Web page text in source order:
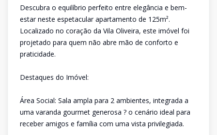
Descubra o equilíbrio perfeito entre elegância e bem-
estar neste espetacular apartamento de 125m².
Localizado no coração da Vila Oliveira, este imóvel foi
projetado para quem não abre mão de conforto e
praticidade.
Destaques do Imóvel:
Área Social: Sala ampla para 2 ambientes, integrada a
uma varanda gourmet generosa ? o cenário ideal para
receber amigos e família com uma vista privilegiada.